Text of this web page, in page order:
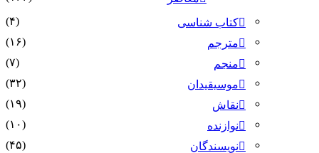
کتاب شناسی
(۴)
مترجم
(۱۶)
منجم
(۷)
موسیقیدان
(۳۲)
نقاش
(۱۹)
نوازنده
(۱۰)
نویسندگان
(۴۵)